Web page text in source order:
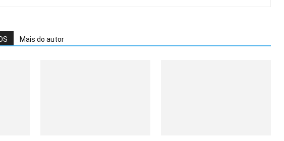
Mais do autor